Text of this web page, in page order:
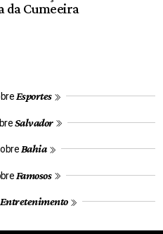
da Cumeeira
Esportes
Salvador
Bahia
Famosos
Entretenimento